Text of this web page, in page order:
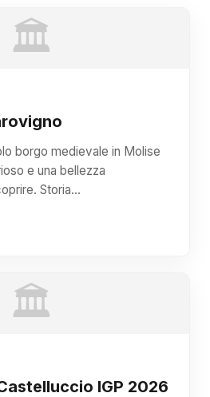
🏛️
borgo medievale in Molise
e una bellezza
Storia…
🏛️
IGP 2026